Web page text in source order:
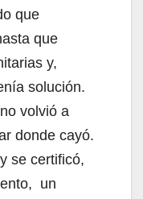
que
que
y,
solución.
volvió a
donde cayó.
se certificó,
un